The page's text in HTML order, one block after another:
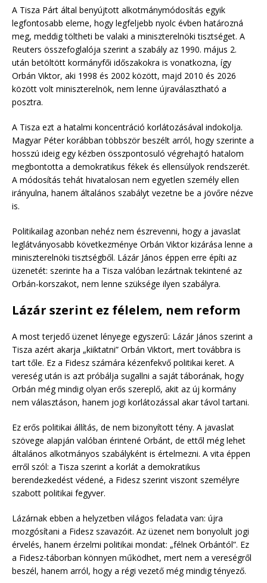
A Tisza Párt által benyújtott alkotmánymódosítás egyik
legfontosabb eleme, hogy legfeljebb nyolc évben határozná
meg, meddig töltheti be valaki a miniszterelnöki tisztséget. A
Reuters összefoglalója szerint a szabály az 1990. május 2.
után betöltött kormányfői időszakokra is vonatkozna, így
Orbán Viktor, aki 1998 és 2002 között, majd 2010 és 2026
között volt miniszterelnök, nem lenne újraválasztható a
posztra.
A Tisza ezt a hatalmi koncentráció korlátozásával indokolja.
Magyar Péter korábban többször beszélt arról, hogy szerinte a
hosszú ideig egy kézben összpontosuló végrehajtó hatalom
megbontotta a demokratikus fékek és ellensúlyok rendszerét.
A módosítás tehát hivatalosan nem egyetlen személy ellen
irányulna, hanem általános szabályt vezetne be a jövőre nézve
is.
Politikailag azonban nehéz nem észrevenni, hogy a javaslat
leglátványosabb következménye Orbán Viktor kizárása lenne a
miniszterelnöki tisztségből. Lázár János éppen erre építi az
üzenetét: szerinte ha a Tisza valóban lezártnak tekintené az
Orbán-korszakot, nem lenne szüksége ilyen szabályra.
Lázár szerint ez félelem, nem reform
A most terjedő üzenet lényege egyszerű: Lázár János szerint a
Tisza azért akarja „kiiktatni” Orbán Viktort, mert továbbra is
tart tőle. Ez a Fidesz számára kézenfekvő politikai keret. A
vereség után is azt próbálja sugallni a saját táborának, hogy
Orbán még mindig olyan erős szereplő, akit az új kormány
nem választáson, hanem jogi korlátozással akar távol tartani.
Ez erős politikai állítás, de nem bizonyított tény. A javaslat
szövege alapján valóban érintené Orbánt, de ettől még lehet
általános alkotmányos szabályként is értelmezni. A vita éppen
erről szól: a Tisza szerint a korlát a demokratikus
berendezkedést védené, a Fidesz szerint viszont személyre
szabott politikai fegyver.
Lázárnak ebben a helyzetben világos feladata van: újra
mozgósítani a Fidesz szavazóit. Az üzenet nem bonyolult jogi
érvelés, hanem érzelmi politikai mondat: „félnek Orbántól”. Ez
a Fidesz-táborban könnyen működhet, mert nem a vereségről
beszél, hanem arról, hogy a régi vezető még mindig tényező.